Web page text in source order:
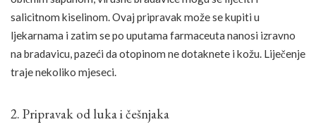
salicitnom kiselinom. Ovaj pripravak može se kupiti u
ljekarnama i zatim se po uputama farmaceuta nanosi izravno
na bradavicu, pazeći da otopinom ne dotaknete i kožu. Liječenje
traje nekoliko mjeseci.
2. Pripravak od luka i češnjaka